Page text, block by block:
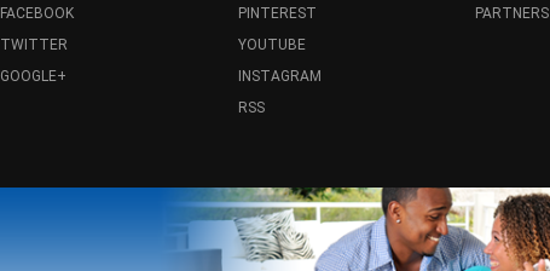
FACEBOOK
TWITTER
GOOGLE+
PINTEREST
YOUTUBE
INSTAGRAM
RSS
PARTNERS